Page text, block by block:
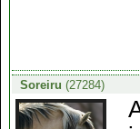
Soreiru (27284)